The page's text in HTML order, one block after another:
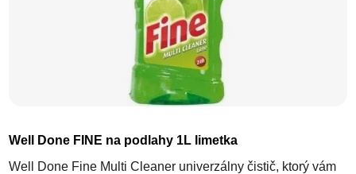
Well Done FINE na podlahy 1L limetka
Well Done Fine Multi Cleaner univerzálny čistič, ktorý vám